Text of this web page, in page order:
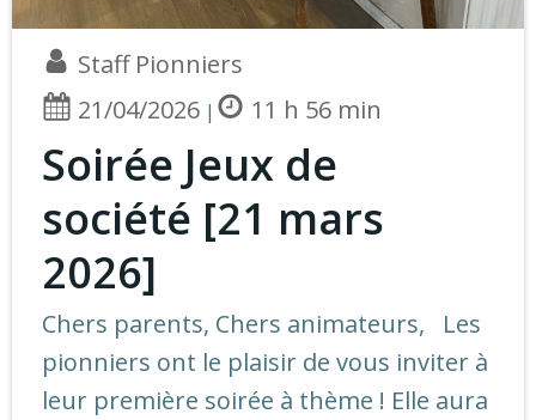
Staff Pionniers
21/04/2026 | 11 h 56 min
Soirée Jeux de
société [21 mars
2026]
Chers parents, Chers animateurs, Les
pionniers ont le plaisir de vous inviter à
leur première soirée à thème ! Elle aura